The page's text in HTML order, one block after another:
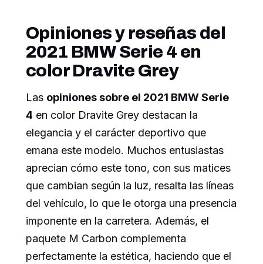
Opiniones y reseñas del
2021 BMW Serie 4 en
color Dravite Grey
Las opiniones sobre el 2021 BMW Serie
4 en color Dravite Grey destacan la
elegancia y el carácter deportivo que
emana este modelo. Muchos entusiastas
aprecian cómo este tono, con sus matices
que cambian según la luz, resalta las líneas
del vehículo, lo que le otorga una presencia
imponente en la carretera. Además, el
paquete M Carbon complementa
perfectamente la estética, haciendo que el